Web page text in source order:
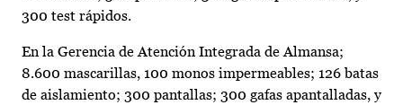
300 test rápidos.
En la Gerencia de Atención Integrada de Almansa;
8.600 mascarillas, 100 monos impermeables; 126 batas
de aislamiento; 300 pantallas; 300 gafas apantalladas, y